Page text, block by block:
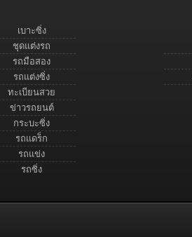
เบาะซิ่ง
ชุดแต่งรถ
รถมือสอง
รถแต่งซิ่ง
ทะเบียนสวย
ข่าวรถยนต์
กระบะซิ่ง
รถแดร็ก
รถแข่ง
รถซิ่ง